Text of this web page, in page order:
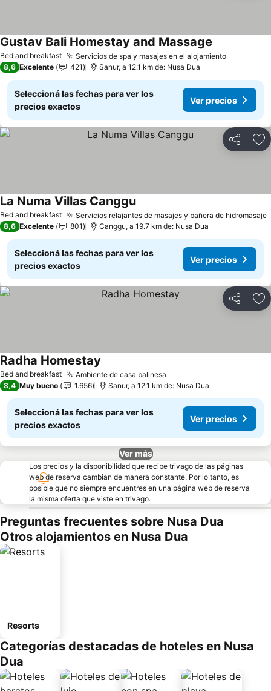
Bed and breakfast Servicios de spa y masajes en el alojamiento
Gustav Bali Homestay and Massage
8,6 Excelente 421 Sanur, a 12.1 km de: Nusa Dua
Seleccioná las fechas para ver los
precios exactos
Ver precios
Compartir
Bed and breakfast Servicios relajantes de masajes y bañera de hidromasaje
La Numa Villas Canggu
8,6 Excelente 801 Canggu, a 19.7 km de: Nusa Dua
Seleccioná las fechas para ver los
precios exactos
Ver precios
Compartir
Bed and breakfast Ambiente de casa balinesa
Radha Homestay
8,4 Muy bueno 1.656 Sanur, a 12.1 km de: Nusa Dua
Seleccioná las fechas para ver los
precios exactos
Ver precios
Ver más
Los precios y la disponibilidad que recibe trivago de las páginas
web de reserva cambian de manera constante. Por lo tanto, es
posible que no siempre encuentres en una página web de reserva
la misma oferta que viste en trivago.
Preguntas frecuentes sobre Nusa Dua
Otros alojamientos en Nusa Dua
Resorts
Categorías destacadas de hoteles en Nusa
Dua